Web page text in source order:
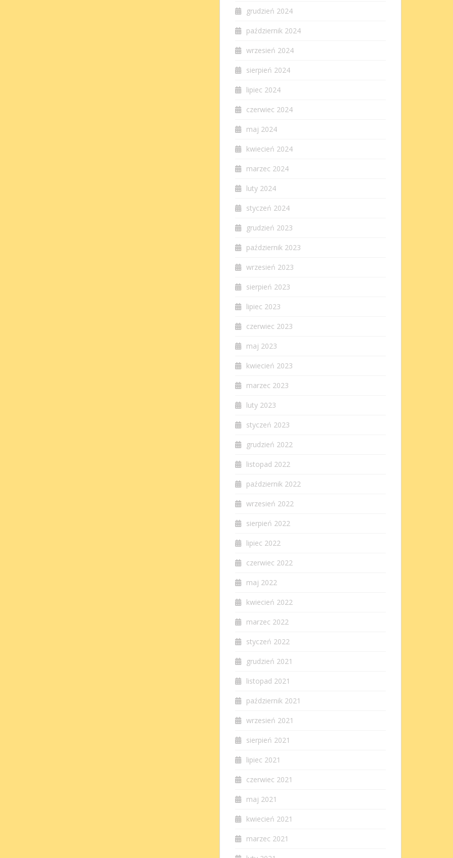
grudzień 2024
październik 2024
wrzesień 2024
sierpień 2024
lipiec 2024
czerwiec 2024
maj 2024
kwiecień 2024
marzec 2024
luty 2024
styczeń 2024
grudzień 2023
październik 2023
wrzesień 2023
sierpień 2023
lipiec 2023
czerwiec 2023
maj 2023
kwiecień 2023
marzec 2023
luty 2023
styczeń 2023
grudzień 2022
listopad 2022
październik 2022
wrzesień 2022
sierpień 2022
lipiec 2022
czerwiec 2022
maj 2022
kwiecień 2022
marzec 2022
styczeń 2022
grudzień 2021
listopad 2021
październik 2021
wrzesień 2021
sierpień 2021
lipiec 2021
czerwiec 2021
maj 2021
kwiecień 2021
marzec 2021